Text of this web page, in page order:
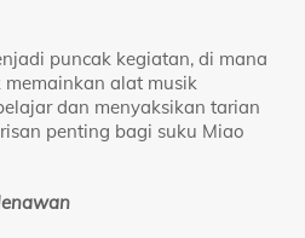
puncak kegiatan, di mana
alat musik
dan menyaksikan tarian
penting bagi suku Miao